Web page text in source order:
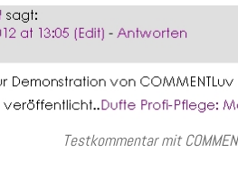
Testkommentar mit